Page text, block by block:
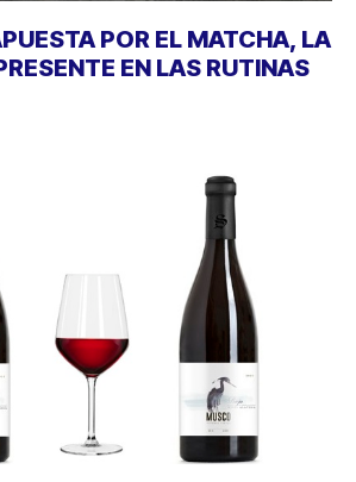
POR EL MATCHA, LA
EN LAS RUTINAS